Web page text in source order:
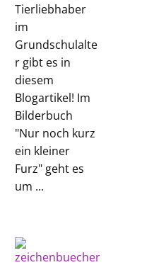
Tierliebhaber
im
Grundschulalte
r gibt es in
diesem
Blogartikel! Im
Bilderbuch
"Nur noch kurz
ein kleiner
Furz" geht es
um ...